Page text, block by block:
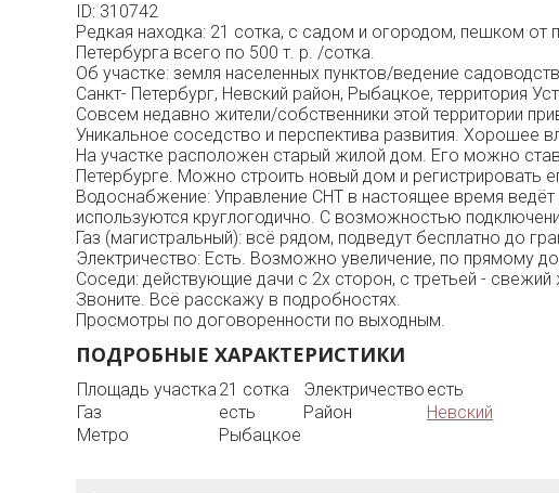
ID: 310742
Редкая находка: 21 сотка, с садом и огородом, пешком от
Петербурга всего по 500 т. р. /сотка.
Об участке: земля населенных пунктов/ведение
Санкт- Петербург, Невский район, Рыбацкое, территория
Совсем недавно жители/собственники этой территории
Уникальное соседство и перспектива развития.
На участке расположен старый жилой дом. Его можно
Петербурге. Можно строить новый дом и регистрировать
Водоснабжение: Управление СНТ в настоящее время
используются круглогодично. С возможностью
Газ (магистральный): всё рядом, подведут бесплатно до
Электричество: Есть. Возможно увеличение, по прямому
Соседи: действующие дачи с 2х сторон, с третьей -
Звоните. Всё расскажу в подробностях.
Просмотры по договоренности по выходным.
ПОДРОБНЫЕ ХАРАКТЕРИСТИКИ
Площадь участка21 сотка Электричество есть
Газ
есть Район
Невский
Метро
Рыбацкое